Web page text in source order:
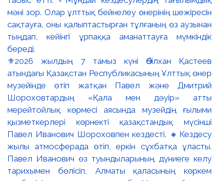
⚜️2026 жылдың 7 тамыз күні Әбілхан Қастеев
атындағы Қазақстан Республикасының Ұлттық өнер
музейінде өтіп жатқан Павел және Дмитрий
Шороховтардың «Қала мен дәуір» атты
мерейтойлық көрмесі аясында музейдің ғылыми
қызметкерлері көрнекті қазақстандық мүсінші
Павел Иванович Шороховпен кездесті. 🔸Кездесу
жылы атмосферада өтіп, еркін сұхбатқа ұласты.
Павел Иванович өз туындыларының дүниеге келу
тарихымен бөлісіп, Алматы қаласының көркем